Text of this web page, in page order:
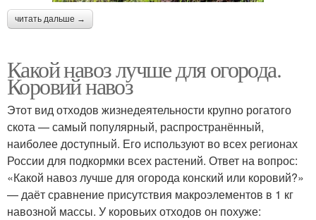
читать дальше →
Какой навоз лучше для огорода.
Коровий навоз
Этот вид отходов жизнедеятельности крупно рогатого
скота — самый популярный, распространённый,
наиболее доступный. Его используют во всех регионах
России для подкормки всех растений. Ответ на вопрос:
«Какой навоз лучше для огорода конский или коровий?»
— даёт сравнение присутствия макроэлементов в 1 кг
навозной массы. У коровьих отходов он похуже: